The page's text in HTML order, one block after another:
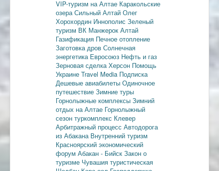
VIP-туризм на Алтае Каракольские
озера Сильный Алтай Олег
Хорохордин Иннополис Зеленый
туризм ВК Манжерок Алтай
Газификация Печное отопление
Заготовка дров Солнечная
энергетика Евросоюз Нефть и газ
Зерновая сделка Херсон Помощь
Украине Travel Media Подписка
Дешевые авиабилеты Одиночное
путешествие Зимние туры
Горнолыжные комплексы Зимний
отдых на Алтае Горнолыжный
сезон туркомплекс Клевер
Арбитражный процесс Автодорога
из Абакана Внутренний туризм
Красноярский экономический
форум Абакан - Бийск Закон о
туризме Чувашия туристическая